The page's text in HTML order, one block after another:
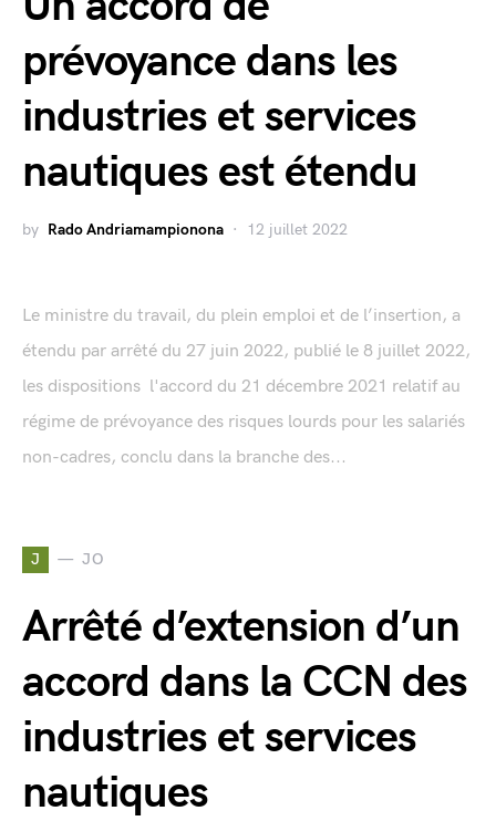
prévoyance dans les
industries et services
nautiques est étendu
by Rado Andriamampionona 12 juillet 2022
Le ministre du travail, du plein emploi et de l’insertion, a
étendu par arrêté du 27 juin 2022, publié le 8 juillet 2022,
les dispositions l'accord du 21 décembre 2021 relatif au
régime de prévoyance des risques lourds pour les salariés
non-cadres, conclu dans la branche des...
J JO
Arrêté d’extension d’un
accord dans la CCN des
industries et services
nautiques